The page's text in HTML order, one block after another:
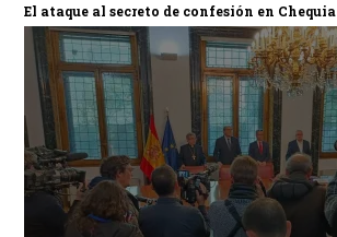
El ataque al secreto de confesión en Chequia